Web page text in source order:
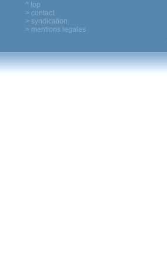
^ top
> contact
> syndication
> mentions legales